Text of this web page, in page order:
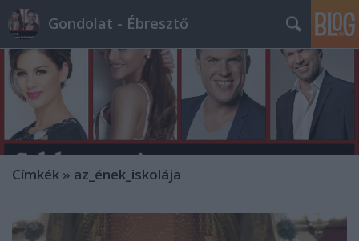
Gondolat - Ébresztő
Címkék » az_ének_iskolája